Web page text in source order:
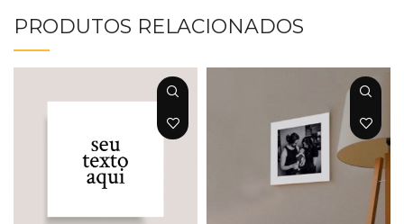
através
PRODUTOS RELACIONADOS